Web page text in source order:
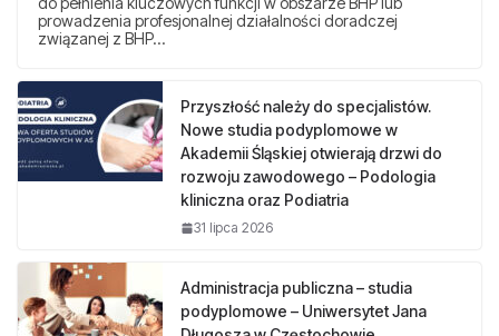
prowadzenia profesjonalnej działalności doradczej
związanej z BHP…
Przyszłość należy do specjalistów.
Nowe studia podyplomowe w
Akademii Śląskiej otwierają drzwi do
rozwoju zawodowego – Podologia
kliniczna oraz Podiatria
31 lipca 2026
Administracja publiczna – studia
podyplomowe – Uniwersytet Jana